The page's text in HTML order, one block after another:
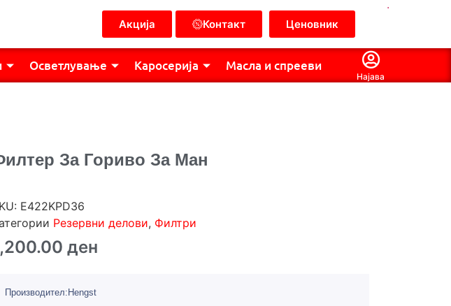
Акција Контакт Ценовник
.
Осветлување Каросерија Масла и спрееви
Најава
За Гориво За Ман
E422KPD36
Резервни делови, Филтри
ден
Производител:Hengst